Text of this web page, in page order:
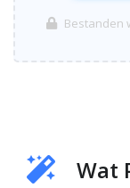
Bestanden
Wat